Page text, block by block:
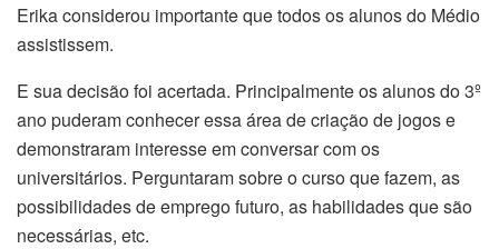
Erika considerou importante que todos os alunos do Médio
assistissem.
E sua decisão foi acertada. Principalmente os alunos do 3º
ano puderam conhecer essa área de criação de jogos e
demonstraram interesse em conversar com os
universitários. Perguntaram sobre o curso que fazem, as
possibilidades de emprego futuro, as habilidades que são
necessárias, etc.